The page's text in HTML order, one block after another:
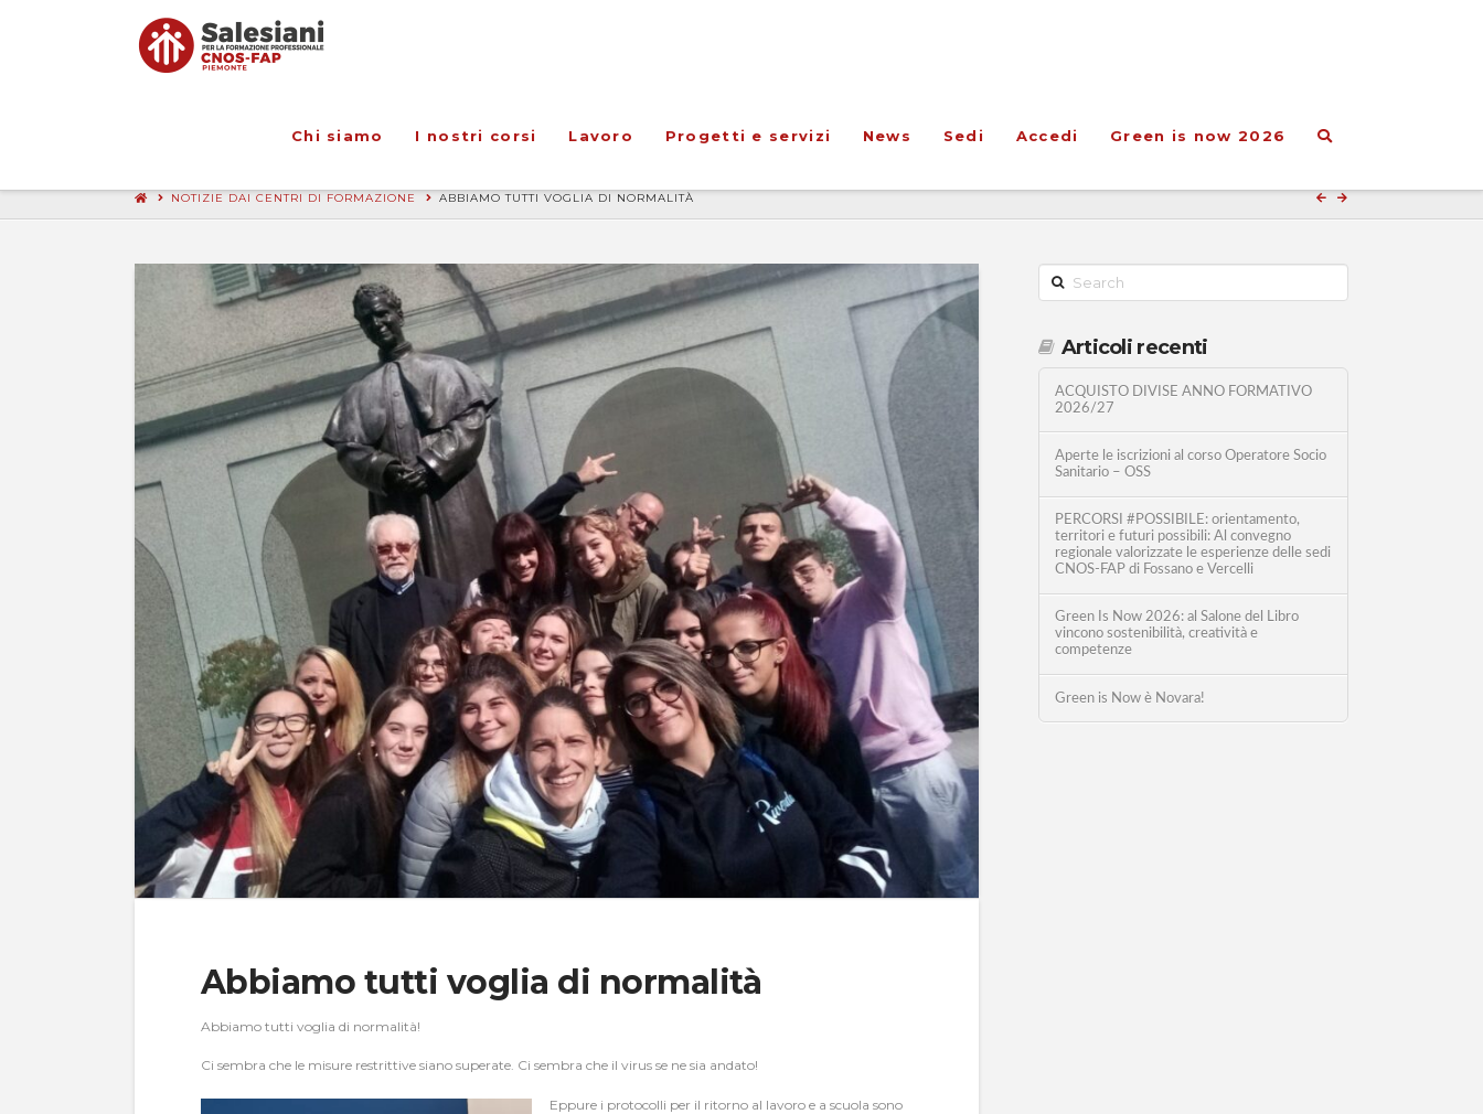
Chi siamo I nostri corsi Lavoro Progetti e servizi News Sedi Accedi Green is now 2026
NOTIZIE DAI CENTRI DI FORMAZIONE ABBIAMO TUTTI VOGLIA DI NORMALITÀ
Abbiamo tutti voglia di normalità
Abbiamo tutti voglia di normalità!
Ci sembra che le misure restrittive siano superate. Ci sembra che il virus se ne sia andato!
Eppure i protocolli per il ritorno al lavoro e a scuola sono
Search
Articoli recenti
ACQUISTO DIVISE ANNO FORMATIVO
2026/27
Aperte le iscrizioni al corso Operatore Socio
Sanitario – OSS
PERCORSI #POSSIBILE: orientamento,
territori e futuri possibili: Al convegno
regionale valorizzate le esperienze delle sedi
CNOS-FAP di Fossano e Vercelli
Green Is Now 2026: al Salone del Libro
vincono sostenibilità, creatività e
competenze
Green is Now è Novara!